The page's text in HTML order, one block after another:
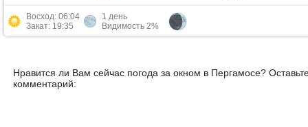
Восход: 06:04
Закат: 19:35
1 день
Видимость 2%
Нравится ли Вам сейчас погода за окном в Пергамосе?
комментарий: